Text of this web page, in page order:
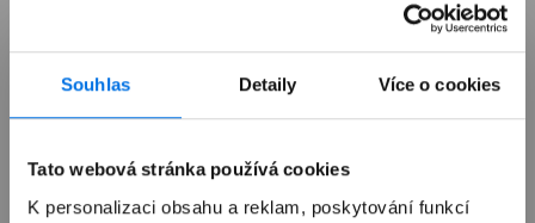
Souhlas Detaily Více o cookies
Tato webová stránka používá cookies
K personalizaci obsahu a reklam, poskytování funkcí
Již není v prodeji
Výkup zařízení